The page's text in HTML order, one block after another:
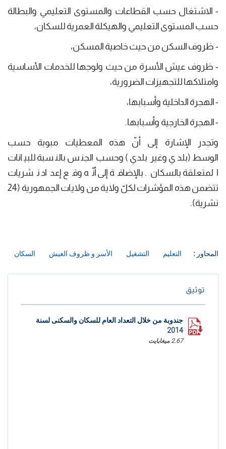
- الاشتغال حسب القطاعات والمستوى التعليمي والبطالة
حسب المستوى التعليمي والهيكلة العمرية للسكان،
- ظروف السكن من حيث خاصية المسكن،
- ظروف عيش الأسرة من حيث ولوجها للخدمات الأساسية
وامتلاكها للتجهيزات الضرورية،
- الهجرة الداخلية وأسبابها،
- الهجرة الخارجية وأسبابها.
وتجدر الإشارة إلى أنّ هذه المعطيات مبوبة حسب
الوسط (بلدي وغير بلدي) وحسب الجنس بالنسبة للبيانات
المتعلقة بالسكان. بالإضافة إلى أنّه وقع إعداد نشريات
تتضمن هذه المؤشرات لكلّ ولاية من ولايات الجمهورية (24
نشرية).
المحاور : التعليم التشغيل الأسر و ظروف العيش السكان
توثيق
جندوبة من خلال التعداد العام للسكان والسكنى لسنة
2014
2.67 ميغابايت